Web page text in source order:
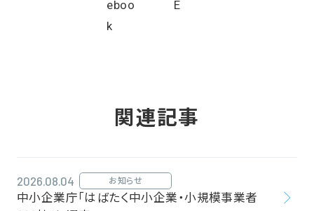
関連記事
2026.08.04 お知らせ
中小企業庁「はばたく中小企業・小規模事業者